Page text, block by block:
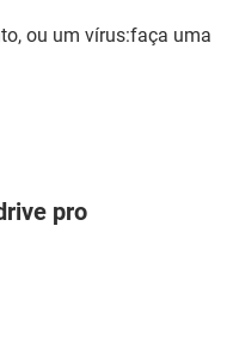
ou um vírus:faça uma
pro